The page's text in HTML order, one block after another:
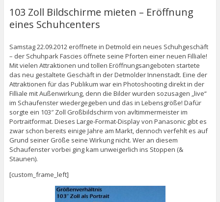
103 Zoll Bildschirme mieten – Eröffnung
eines Schuhcenters
Samstag 22.09.2012 eröffnete in Detmold ein neues Schuhgeschäft
– der Schuhpark Fascies öffnete seine Pforten einer neuen Filliale!
Mit vielen Attraktionen und tollen Eröffnungsangeboten startete
das neu gestaltete Geschäft in der Detmolder Innenstadt. Eine der
Attraktionen für das Publikum war ein Photoshooting direkt in der
Filliale mit Außenwirkung, denn die Bilder wurden sozusagen „live“
im Schaufenster wiedergegeben und das in Lebensgröße! Dafür
sorgte ein 103″ Zoll Großbildschirm von avltimmermeister im
Portraitformat. Dieses Large-Format-Display von Panasonic gibt es
zwar schon bereits einige Jahre am Markt, dennoch verfehlt es auf
Grund seiner Größe seine Wirkung nicht. Wer an diesem
Schaufenster vorbei ging kam unweigerlich ins Stoppen (&
Staunen).
[custom_frame_left]